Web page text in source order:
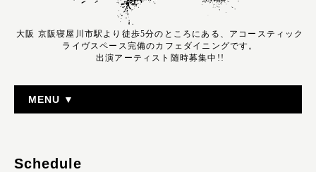
大阪 京阪寝屋川市駅より徒歩5分のところにある、アコースティック
ライヴスペース完備のカフェダイニングです。
出演アーティスト随時募集中!!
MENU ▼
Schedule